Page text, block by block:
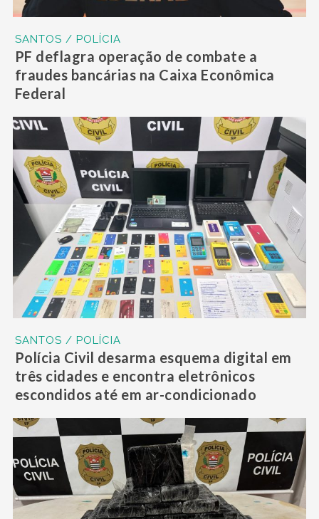
SANTOS / POLÍCIA
PF deflagra operação de combate a
fraudes bancárias na Caixa Econômica
Federal
SANTOS / POLÍCIA
Polícia Civil desarma esquema digital em
três cidades e encontra eletrônicos
escondidos até em ar-condicionado